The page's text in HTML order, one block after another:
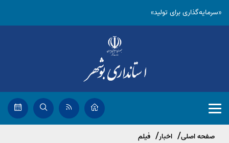
«سرمایه‌گذاری برای تولید»
صفحه اصلی اخبار
فیلم